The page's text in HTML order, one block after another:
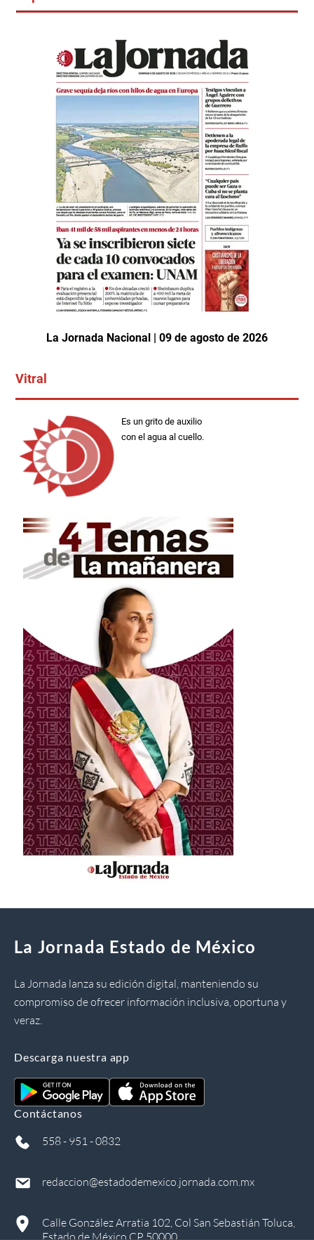
La Jornada Nacional | 09 de agosto de 2026
Vitral
Es un grito de auxilio
con el agua al cuello.
La Jornada Estado de México
La Jornada lanza su edición digital, manteniendo su
compromiso de ofrecer información inclusiva, oportuna y
veraz.
Descarga nuestra app
Contáctanos
558 - 951 - 0832
redaccion@estadodemexico.jornada.com.mx
Calle González Arratia 102, Col San Sebastián Toluca,
Estado de México CP 50000